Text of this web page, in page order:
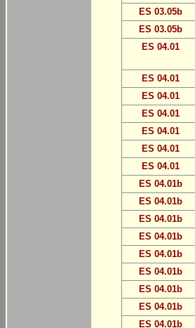
ES 03.05b
ES 03.05b
ES 04.01
ES 04.01
ES 04.01
ES 04.01
ES 04.01
ES 04.01
ES 04.01
ES 04.01b
ES 04.01b
ES 04.01b
ES 04.01b
ES 04.01b
ES 04.01b
ES 04.01b
ES 04.01b
ES 04.01b